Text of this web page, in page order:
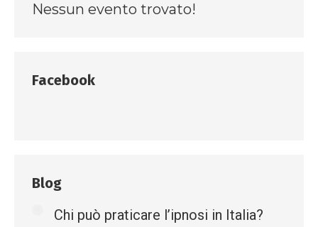
Nessun evento trovato!
Facebook
Blog
Chi può praticare l’ipnosi in Italia?